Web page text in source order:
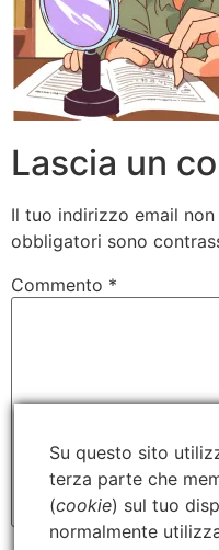
Lascia un
Il tuo indirizzo email
obbligatori sono
Commento *
Su questo sito
terza parte che
(cookie) sul tuo
normalmente